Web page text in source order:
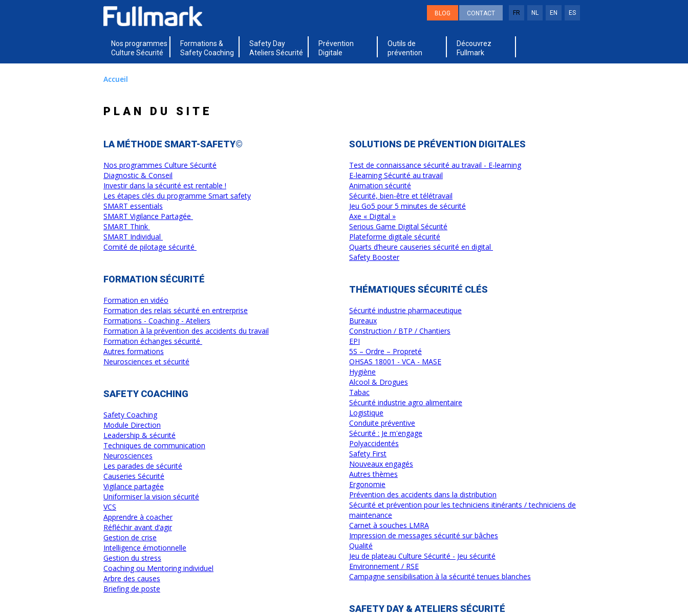
FR NL EN ES
BLOG CONTACT
Nos programmes
Culture Sécurité
Formations &
Safety Coaching
Safety Day
Ateliers Sécurité
Prévention
Digitale
Outils de
prévention
Découvrez
Fullmark
Accueil
PLAN DU SITE
LA MÉTHODE SMART-SAFETY©
Nos programmes Culture Sécurité
Diagnostic & Conseil
Investir dans la sécurité est rentable !
Les étapes clés du programme Smart safety
SMART essentials
SMART Vigilance Partagée
SMART Think
SMART Individual
Comité de pilotage sécurité
FORMATION SÉCURITÉ
Formation en vidéo
Formation des relais sécurité en entrerprise
Formations - Coaching - Ateliers
Formation à la prévention des accidents du travail
Formation échanges sécurité
Autres formations
Neurosciences et sécurité
SAFETY COACHING
Safety Coaching
Module Direction
Leadership & sécurité
Techniques de communication
Neurosciences
Les parades de sécurité
Causeries Sécurité
Vigilance partagée
Uniformiser la vision sécurité
VCS
Apprendre à coacher
Réfléchir avant d’agir
Gestion de crise
Intelligence émotionnelle
Gestion du stress
Coaching ou Mentoring individuel
Arbre des causes
Briefing de poste
SOLUTIONS DE PRÉVENTION DIGITALES
Test de connaissance sécurité au travail - E-learning
E-learning Sécurité au travail
Animation sécurité
Sécurité, bien-être et télétravail
Jeu Go5 pour 5 minutes de sécurité
Axe « Digital »
Serious Game Digital Sécurité
Plateforme digitale sécurité
Quarts d’heure causeries sécurité en digital
Safety Booster
THÉMATIQUES SÉCURITÉ CLÉS
Sécurité industrie pharmaceutique
Bureaux
Construction / BTP / Chantiers
EPI
5S – Ordre – Propreté
OHSAS 18001 - VCA - MASE
Hygiène
Alcool & Drogues
Tabac
Sécurité industrie agro alimentaire
Logistique
Conduite préventive
Sécurité : Je m'engage
Polyaccidentés
Safety First
Nouveaux engagés
Autres thèmes
Ergonomie
Prévention des accidents dans la distribution
Sécurité et prévention pour les techniciens itinérants / techniciens de
maintenance
Carnet à souches LMRA
Impression de messages sécurité sur bâches
Qualité
Jeu de plateau Culture Sécurité - Jeu sécurité
Environnement / RSE
Campagne sensibilisation à la sécurité tenues blanches
SAFETY DAY & ATELIERS SÉCURITÉ